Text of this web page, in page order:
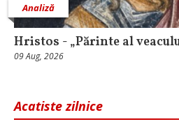
Analiză
Hristos - „Părinte al
09 Aug, 2026
Acatiste zilnice